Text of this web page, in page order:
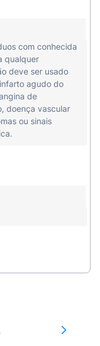
com conhecida
qualquer
deve ser usado
agudo do
de
doença vascular
ou sinais